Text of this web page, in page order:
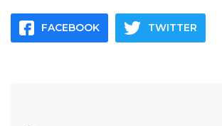
FACEBOOK TWITTER